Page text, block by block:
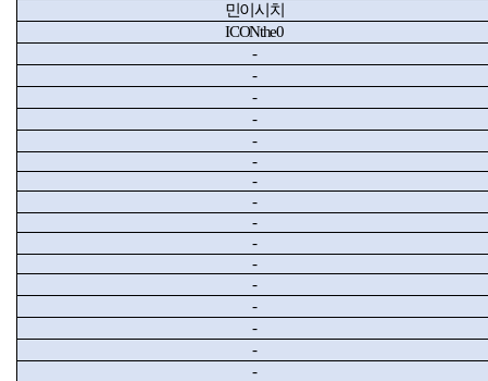
민이시치
ICONthe0
-
-
-
-
-
-
-
-
-
-
-
-
-
-
-
-